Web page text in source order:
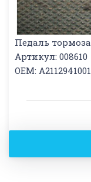
Педаль тормоза
Артикул: 008610
OEM: A2112941001